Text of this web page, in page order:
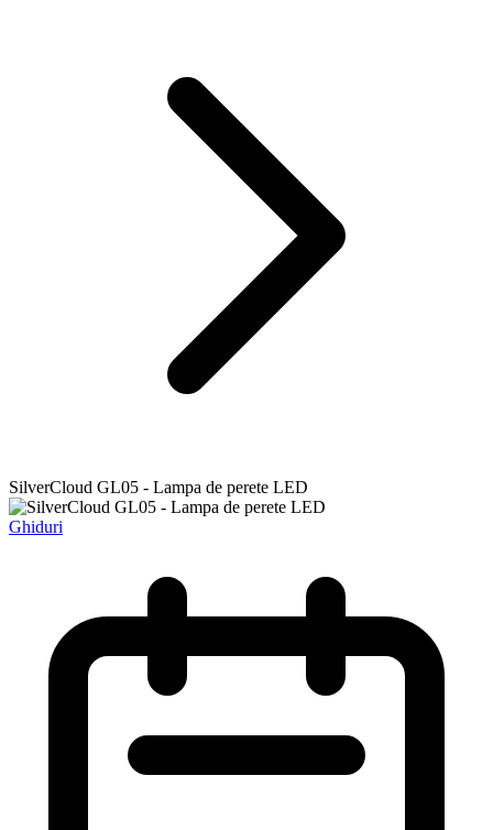
SilverCloud GL05 - Lampa de perete LED
Ghiduri